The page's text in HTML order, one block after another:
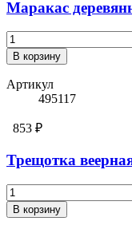
Маракас
В корзину
Артикул
495117
853 ₽
Трещотка
В корзину